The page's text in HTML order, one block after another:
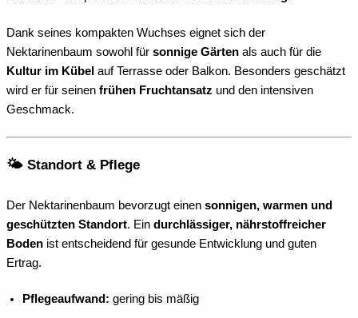
Dank seines kompakten Wuchses eignet sich der
Nektarinenbaum sowohl für sonnige Gärten als auch für die
Kultur im Kübel auf Terrasse oder Balkon. Besonders geschätzt
wird er für seinen frühen Fruchtansatz und den intensiven
Geschmack.
🌤️ Standort & Pflege
Der Nektarinenbaum bevorzugt einen sonnigen, warmen und
geschützten Standort. Ein durchlässiger, nährstoffreicher
Boden ist entscheidend für gesunde Entwicklung und guten
Ertrag.
Pflegeaufwand: gering bis mäßig